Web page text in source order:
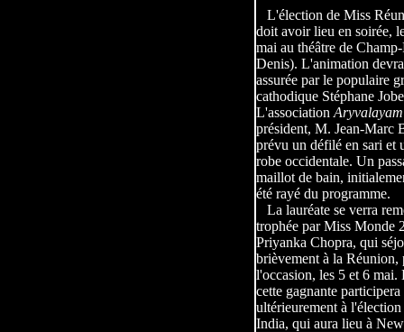
L'élection de Miss
doit avoir lieu en soirée,
mai au théâtre de
Denis). L'animation
assurée par le populaire
cathodique Stéphane
L'association
président, M. Jean-Marc
prévu un défilé en sari et
robe occidentale. Un
maillot de bain,
été rayé du programme.
La lauréate se verra
trophée par Miss Monde
Priyanka Chopra, qui
brièvement à la Réunion,
l'occasion, les 5 et 6 mai.
cette gagnante participera
ultérieurement à
India, qui aura lieu à